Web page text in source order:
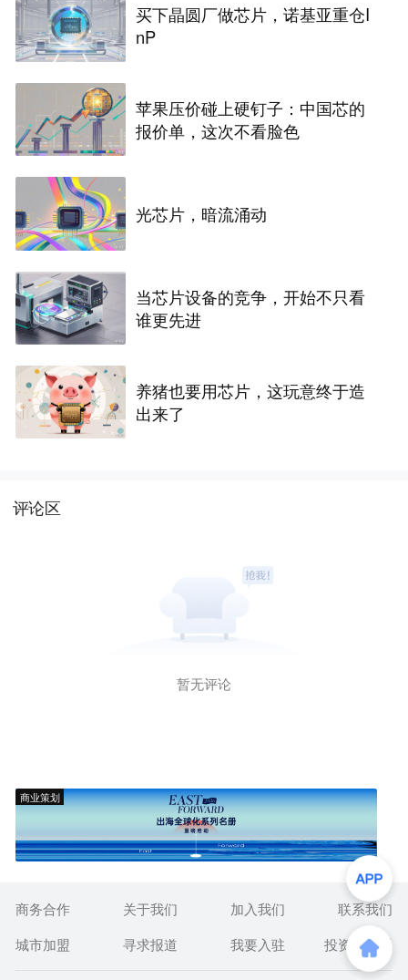
买下晶圆厂做芯片，诺基亚重仓I
nP
苹果压价碰上硬钉子：中国芯的
报价单，这次不看脸色
光芯片，暗流涌动
当芯片设备的竞争，开始不只看
谁更先进
养猪也要用芯片，这玩意终于造
出来了
评论区
暂无评论
商业策划
商务合作 关于我们 加入我们
联系我们
城市加盟
寻求报道 我要入驻 投资者关系